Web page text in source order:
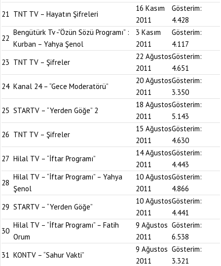
21 TNT TV – Hayatın Şifreleri
16 Kasım
2011
Gösterim:
4.428
22
Bengütürk Tv -“Özün Sözü Programı” :
Kurban – Yahya Şenol
3 Kasım
2011
Gösterim:
4.117
23 TNT TV – Şifreler
22 Ağustos
2011
Gösterim:
4.651
24 Kanal 24 – “Gece Moderatörü”
20 Ağustos
2011
Gösterim:
3.350
25 STARTV – “Yerden Göğe” 2
18 Ağustos
2011
Gösterim:
5.143
26 TNT TV – Şifreler
15 Ağustos
2011
Gösterim:
4.630
27 Hilal TV – “İftar Programı”
14 Ağustos
2011
Gösterim:
4.443
28
Hilal TV – “İftar Programı” – Yahya
Şenol
10 Ağustos
2011
Gösterim:
4.866
29 STARTV – “Yerden Göğe”
10 Ağustos
2011
Gösterim:
4.441
30
Hilal TV – “İftar Programı” – Fatih
Orum
9 Ağustos
2011
Gösterim:
6.538
31 KONTV – “Sahur Vakti”
9 Ağustos
2011
Gösterim:
3.321